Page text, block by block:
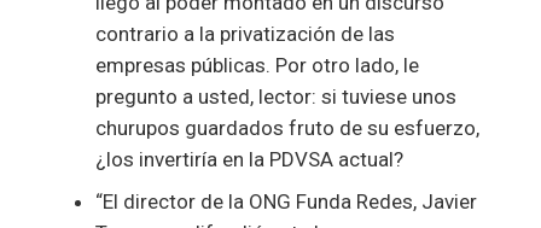
contrario a la privatización de las
empresas públicas. Por otro lado, le
pregunto a usted, lector: si tuviese unos
churupos guardados fruto de su esfuerzo,
¿los invertiría en la PDVSA actual?
“El director de la ONG Funda Redes, Javier